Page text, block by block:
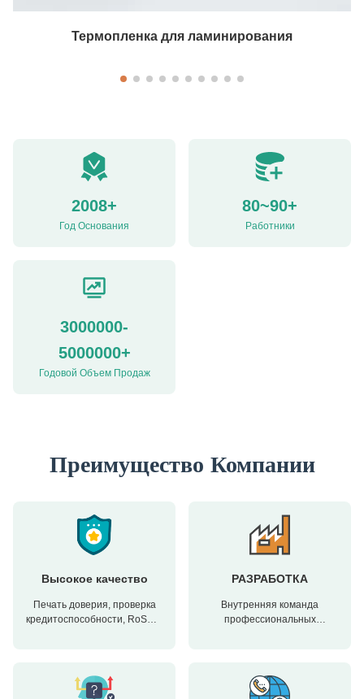
Термопленка для ламинирования
2008+
Год Основания
80~90+
Работники
3000000-
5000000+
Годовой Объем Продаж
Преимущество Компании
Высокое качество
Печать доверия, проверка
кредитоспособности, RoSH и
контроля качества и
профессиональную
РАЗРАБОТКА
Внутренняя команда
профессиональных
разработки необходимых
вам продуктов.